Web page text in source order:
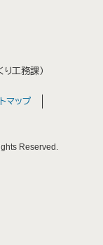
工務課）
マップ
Reserved.